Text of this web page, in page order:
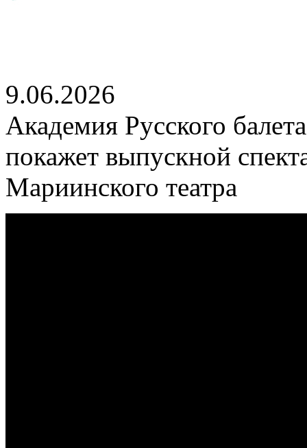
9.06.2026
Академия Русского
покажет выпускной
Мариинского театра